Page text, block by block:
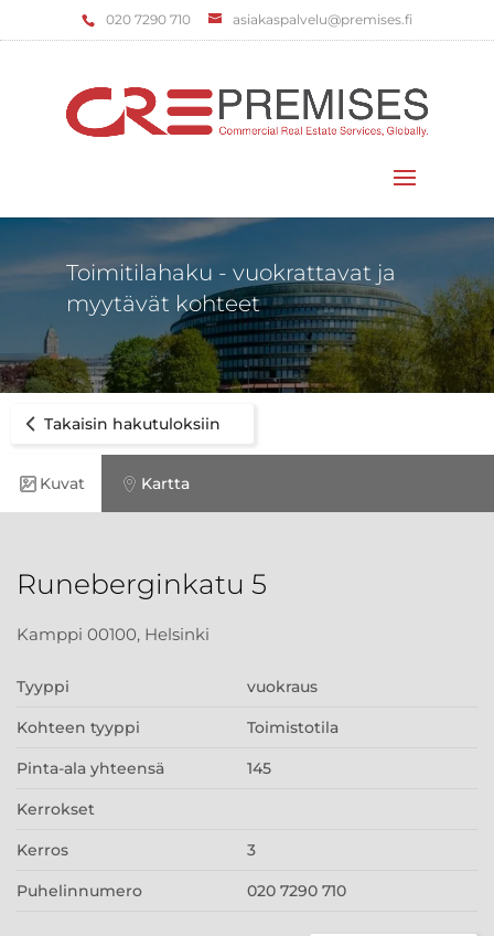
‌020 7290 710 asiakaspalvelu@premises.fi
Toimitilahaku - vuokrattavat ja
myytävät kohteet
Takaisin hakutuloksiin
Kuvat Kartta
Runeberginkatu 5
Kamppi 00100, Helsinki
Tyyppi vuokraus
Kohteen tyyppi Toimistotila
Pinta-ala yhteensä 145
Kerrokset
Kerros 3
Puhelinnumero 020 7290 710